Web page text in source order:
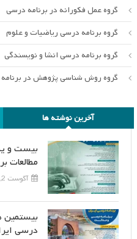
گروه عمل فکورانه در برنامه درسی
گروه برنامه درسی ریاضیات و علوم
گروه برنامه درسی انشا و نویسندگی
گروه روش شناسی پژوهش در
آخرین نوشته ها
بیست و
مطالعات
آگوست 2, 2026
بیستمین
درسی